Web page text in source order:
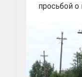
просьбой